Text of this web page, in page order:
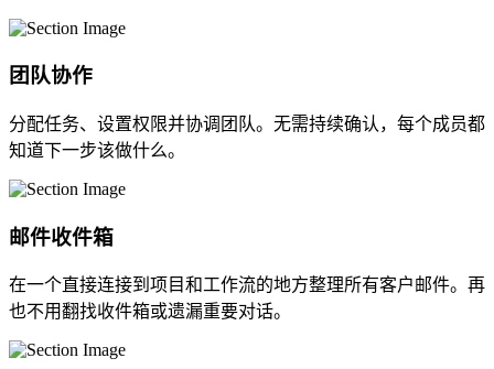
团队协作
分配任务、设置权限并协调团队。无需持续确认，每个成员都
知道下一步该做什么。
邮件收件箱
在一个直接连接到项目和工作流的地方整理所有客户邮件。再
也不用翻找收件箱或遗漏重要对话。